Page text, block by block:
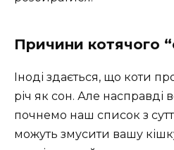
Причини котячого
Іноді здається, що коти
річ як сон. Але насправді
почнемо наш список з
можуть змусити вашу